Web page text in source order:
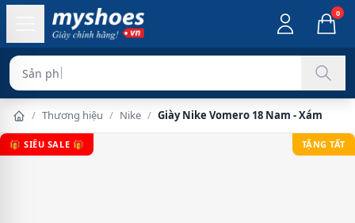
0
Sản phẩm chính hã
/ Thương hiệu / Nike / Giày Nike Vomero 18 Nam - Xám
🎁 SIÊU SALE 🎁 TẶNG TẤT